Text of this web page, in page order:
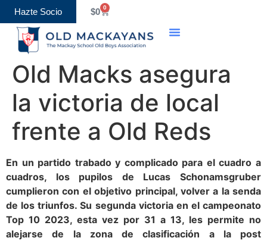
Hazte Socio $0 0
Old Macks asegura
la victoria de local
frente a Old Reds
En un partido trabado y complicado para el cuadro a
cuadros, los pupilos de Lucas Schonamsgruber
cumplieron con el objetivo principal, volver a la senda
de los triunfos. Su segunda victoria en el campeonato
Top 10 2023, esta vez por 31 a 13, les permite no
alejarse de la zona de clasificación a la post